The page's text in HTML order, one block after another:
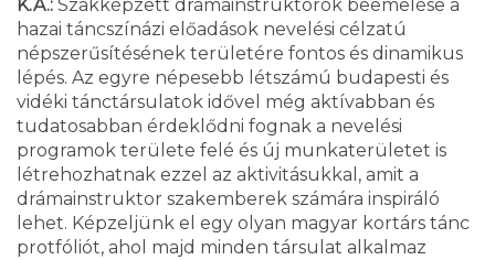
K.A.: Szakképzett drámainstruktorok beemelése a
hazai táncszínázi előadások nevelési célzatú
népszerűsítésének területére fontos és dinamikus
lépés. Az egyre népesebb létszámú budapesti és
vidéki tánctársulatok idővel még aktívabban és
tudatosabban érdeklődni fognak a nevelési
programok területe felé és új munkaterületet is
létrehozhatnak ezzel az aktivitásukkal, amit a
drámainstruktor szakemberek számára inspiráló
lehet. Képzeljünk el egy olyan magyar kortárs tánc
protfóliót, ahol majd minden társulat alkalmaz